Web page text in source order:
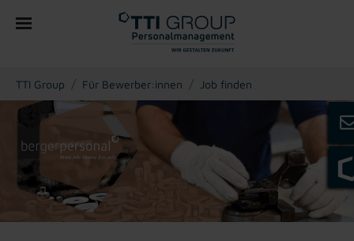
You are here:
TTI Group Für Bewerber:innen Job finden